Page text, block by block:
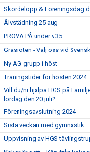
Skördelopp & Föreningsdag
Älvstädning 25 aug
PROVA PÅ under v.35
Gräsroten - Välj oss vid
Ny AG-grupp i höst
Träningstider för hösten 2024
Vill du/ni hjälpa HGS på
lördag den 20 juli?
Föreningsavslutning 2024
Sista veckan med gymnastik
Uppvisning av HGS